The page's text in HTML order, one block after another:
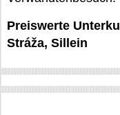
Preiswerte
Stráža, Sillein